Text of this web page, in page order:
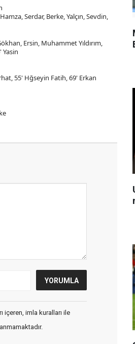
Serdar, Berke, Yalçın, Sevdin,
Ersin, Muhammet Yıldırım,
55' Hğseyin Fatih, 69' Erkan
içeren, imla kuralları ile